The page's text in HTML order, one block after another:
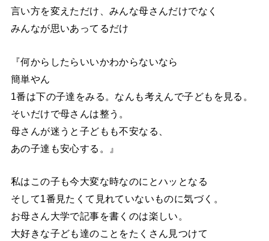
言い方を変えただけ、みんな母さんだけでなく
みんなが思いあってるだけ
『何からしたらいいかわからないなら
簡単やん
1番は下の子達をみる。なんも考えんで子どもを見る。
そいだけで母さんは整う。
母さんが迷うと子どもも不安なる、
あの子達も安心する。』
私はこの子も今大変な時なのにとハッとなる
そして1番見たくて見れていないものに気づく。
お母さん大学で記事を書くのは楽しい。
大好きな子ども達のことをたくさん見つけて